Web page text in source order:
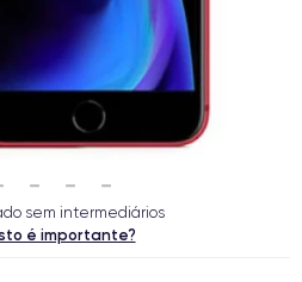
sem intermediários
é importante?